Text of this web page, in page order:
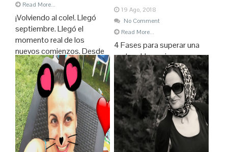
Read More...
¡Volviendo al cole!. Llegó
septiembre. Llegó el
momento real de los
nuevos comienzos. Desde
pequeña siempre he
pensado que el año debía
de empezar realmente en
septiembre, no en enero. No
tenía ningún sentido, ni lo
sigue teniendo en mi
cabeza, que hablemos de
un
19 Ago, 2018
No Comment
Read More...
4 Fases para superar una
ruptura Hoy quiero
reflexionar sobre los
principios y los finales, los
finales y los principios. Es
curioso cómo a veces
grandes aventuras vienen
casi sin buscarlas, tras
finales, en muchas
ocasiones, ni buscados, ni